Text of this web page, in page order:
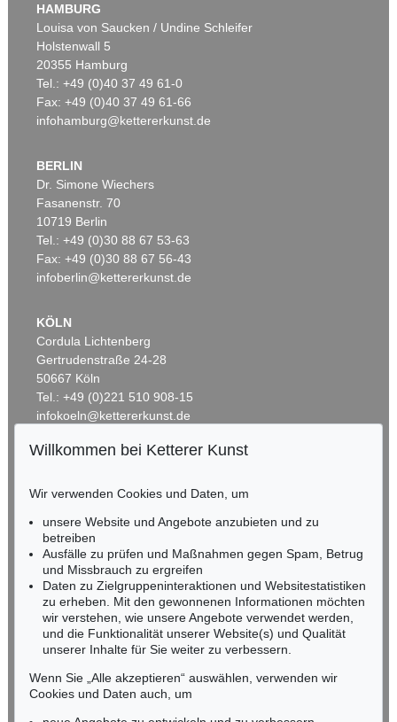
Ergebnis:€ 79.300
Auktion 542 - Lot 51.10
GUSTAV KLIMT
Das Werk, 1918
Ergebnis:€ 72.500
Ergebnis:
Auktion 499 - Lot 75
Ergebnis:€ 65.000
Auktion 282 - Lot 892
Ergebnis:€ 59.800
Auktion 522 - Lot 404
Auktion 392 - Lot 16
HAMBURG
Louisa von Saucken / Undine Schleifer
Holstenwall 5
20355 Hamburg
Tel.: +49 (0)40 37 49 61-0
Fax: +49 (0)40 37 49 61-66
infohamburg@kettererkunst.de
BERLIN
Dr. Simone Wiechers
Fasanenstr. 70
10719 Berlin
Tel.: +49 (0)30 88 67 53-63
Fax: +49 (0)30 88 67 56-43
infoberlin@kettererkunst.de
KÖLN
Cordula Lichtenberg
Gertrudenstraße 24-28
50667 Köln
Tel.: +49 (0)221 510 908-15
infokoeln@kettererkunst.de
BADEN-WÜRTTEMBERG
RHEINLAND-PFALZ
Miriam Heß
Tel.: +49 (0)62 21 58 80-038
Fax: +49 (0)62 21 58 80-595
infoheidelberg@kettererkunst.de
NORDDEUTSCHLAND
Nico Kassel, M.A.
Tel.: +49 (0)89 55244-164
Mobil: +49 (0)171 8618661
n.kassel@kettererkunst.de
Willkommen bei Ketterer Kunst
Wir verwenden Cookies und Daten, um
unsere Website und Angebote anzubieten und zu
betreiben
Ausfälle zu prüfen und Maßnahmen gegen Spam, Betrug
und Missbrauch zu ergreifen
Daten zu Zielgruppeninteraktionen und Websitestatistiken
zu erheben. Mit den gewonnenen Informationen möchten
wir verstehen, wie unsere Angebote verwendet werden,
und die Funktionalität unserer Website(s) und Qualität
unserer Inhalte für Sie weiter zu verbessern.
Wenn Sie „Alle akzeptieren“ auswählen, verwenden wir
Cookies und Daten auch, um